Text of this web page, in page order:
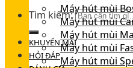
Tìm kiếm:
KHUYẾN MÃI
HỎI ĐÁP
Máy hút mùi
Máy hút mùi
Máy hút mùi
Máy hút mùi
Máy hút mùi